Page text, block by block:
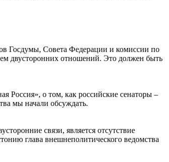
Госдумы, Совета Федерации и комиссии по
двусторонних отношений. Это должен быть
о том, как российские сенаторы –
мы начали обсуждать.
связи, является отсутствие
глава внешнеполитического ведомства